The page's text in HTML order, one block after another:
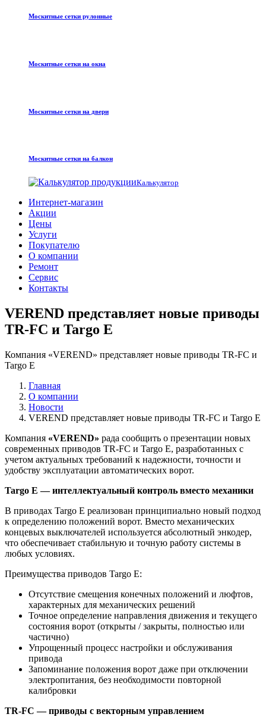
Москитные сетки рулонные
Москитные сетки на окна
Москитные сетки на двери
Москитные сетки на балкон
Калькулятор
Интернет-магазин
Акции
Цены
Услуги
Покупателю
О компании
Ремонт
Сервис
Контакты
VEREND представляет новые приводы
TR-FC и Targo E
Компания «VEREND» представляет новые приводы TR-FC и
Targo E
Главная
О компании
Новости
VEREND представляет новые приводы TR-FC и Targo E
Компания «VEREND» рада сообщить о презентации новых
современных приводов TR-FC и Targo E, разработанных с
учетом актуальных требований к надежности, точности и
удобству эксплуатации автоматических ворот.
Targo E — интеллектуальный контроль вместо механики
В приводах Targo E реализован принципиально новый подход
к определению положений ворот. Вместо механических
концевых выключателей используется абсолютный энкодер,
что обеспечивает стабильную и точную работу системы в
любых условиях.
Преимущества приводов Targo E:
Отсутствие смещения конечных положений и люфтов,
характерных для механических решений
Точное определение направления движения и текущего
состояния ворот (открыты / закрыты, полностью или
частично)
Упрощенный процесс настройки и обслуживания
привода
Запоминание положения ворот даже при отключении
электропитания, без необходимости повторной
калибровки
TR-FC — приводы с векторным управлением